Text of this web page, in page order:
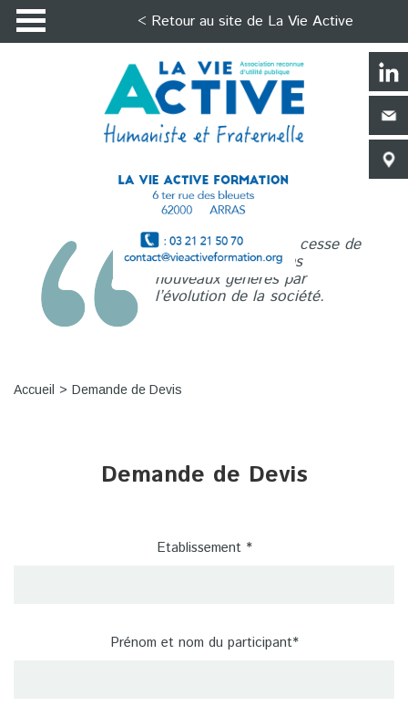
< Retour au site de La Vie Active
La Vie Active n’a de cesse de
répondre aux besoins
nouveaux générés par
l’évolution de la société.
Accueil Demande de Devis
Demande de Devis
Etablissement *
Prénom et nom du participant*